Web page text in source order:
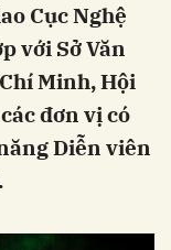
Cục Nghệ
với Sở Văn
Minh, Hội
đơn vị có
Diễn viên